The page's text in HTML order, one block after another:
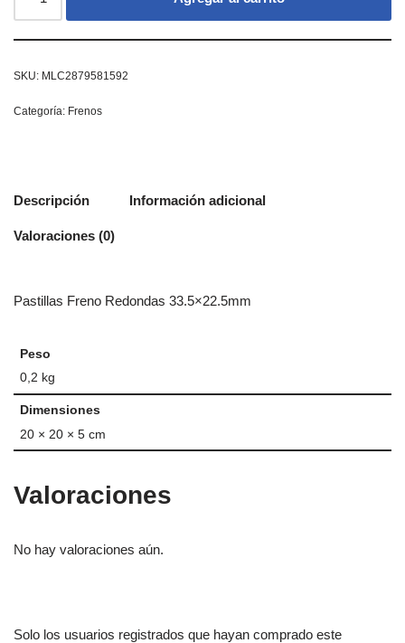
SKU: MLC2879581592
Categoría: Frenos
Descripción Información adicional
Valoraciones (0)
Pastillas Freno Redondas 33.5×22.5mm
Peso
0,2 kg
Dimensiones
20 × 20 × 5 cm
Valoraciones
No hay valoraciones aún.
Solo los usuarios registrados que hayan comprado este